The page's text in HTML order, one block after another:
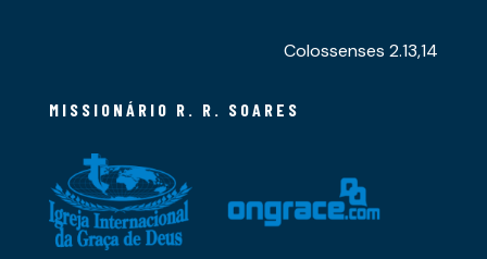
Colossenses 2.13,14
MISSIONÁRIO R. R. SOARES